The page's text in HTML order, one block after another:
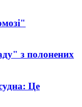
з полонених
Це